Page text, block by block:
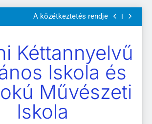
értekezletek 2026. május 04-14.
A közétkeztetés rendje
és ajánlott olvasmányok
értekezletek 2026. május 04-14.
A közétkeztetés rendje
és ajánlott olvasmányok
A Mi Világunk!
Kéttannyelvű
Iskola és
Művészeti
Iskola